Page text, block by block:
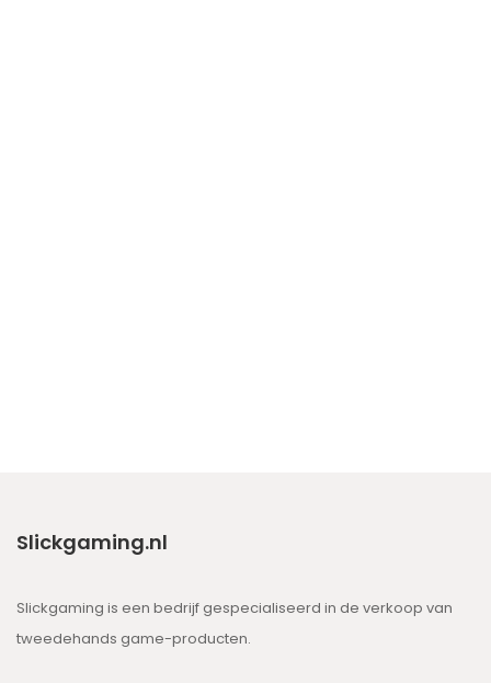
Slickgaming.nl
Slickgaming is een bedrijf gespecialiseerd in de verkoop van
tweedehands game-producten.